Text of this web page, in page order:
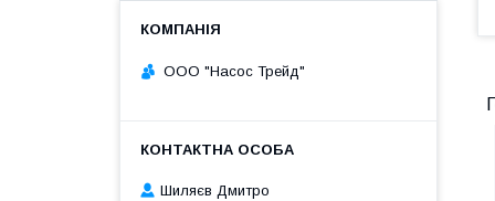
ООО "Насос Трейд"
Шиляєв Дмитро